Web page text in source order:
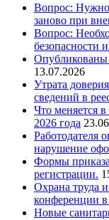
Вопрос:
заново при
Вопрос:
безопасности
13.07.2026
Утрата
сведений в
Что меняется в
2026 года
Работодателя
нарушение
Формы
регистрации.
Охрана труда
конференции
Новые